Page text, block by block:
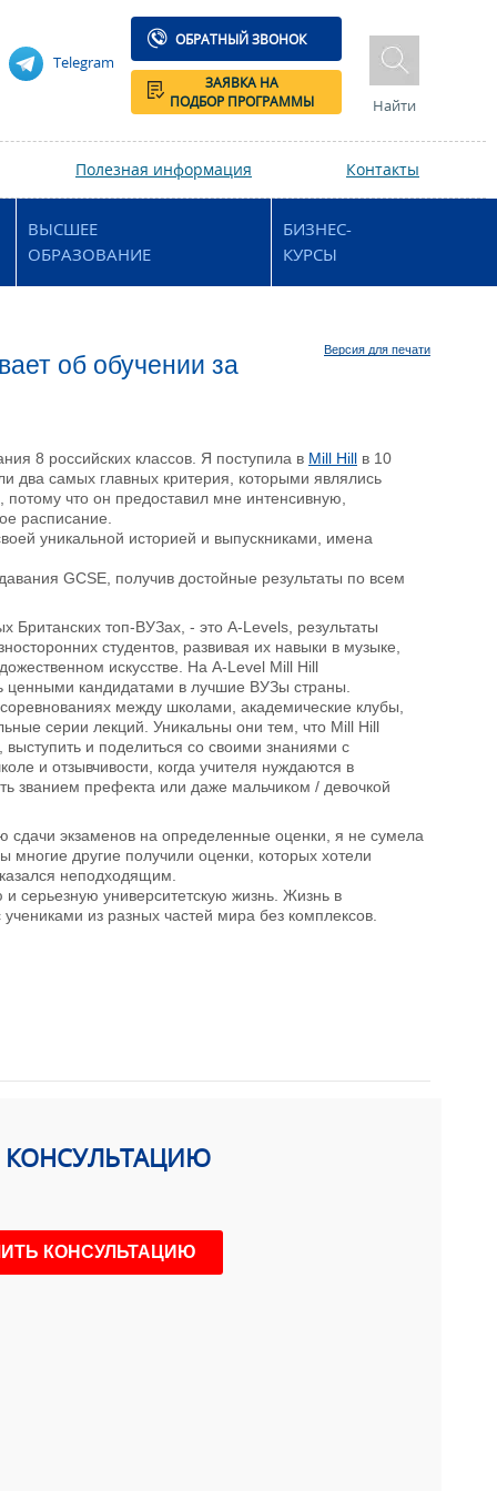
Telegram
ОБРАТНЫЙ ЗВОНОК
ЗАЯВКА НА
ПОДБОР ПРОГРАММЫ
Найти
Полезная информация Контакты
ВЫСШЕЕ
ОБРАЗОВАНИЕ
БИЗНЕС-
КУРСЫ
Версия для печати
об обучении за
8 российских классов. Я поступила в Mill Hill в 10
два самых главных критерия, которыми являлись
что он предоставил мне интенсивную,
расписание.
уникальной историей и выпускниками, имена
GCSE, получив достойные результаты по всем
Британских топ-ВУЗах, - это A-Levels, результаты
студентов, развивая их навыки в музыке,
искусстве. На A-Level Mill Hill
ценными кандидатами в лучшие ВУЗы страны.
между школами, академические клубы,
серии лекций. Уникальны они тем, что Mill Hill
и поделиться со своими знаниями с
и отзывчивости, когда учителя нуждаются в
званием префекта или даже мальчиком / девочкой
сдачи экзаменов на определенные оценки, я не сумела
многие другие получили оценки, которых хотели
неподходящим.
серьезную университетскую жизнь. Жизнь в
из разных частей мира без комплексов.
КОНСУЛЬТАЦИЮ